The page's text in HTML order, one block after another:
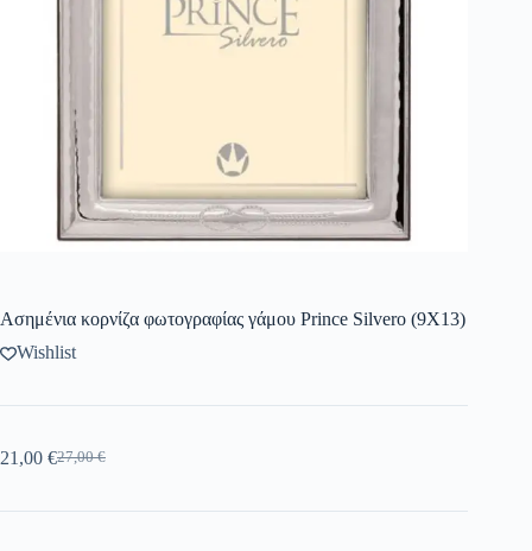
Ασημένια κορνίζα φωτογραφίας γάμου Prince Silvero (9X13)
Wishlist
27,00€
21,00 €